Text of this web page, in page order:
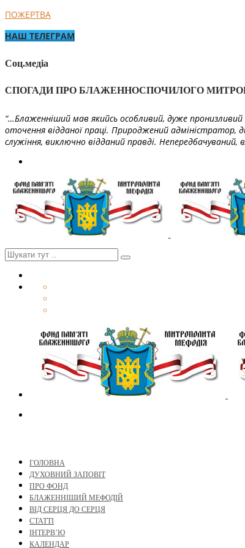
ПОЖЕРТВА
НАШ ТЕЛЕГРАМ
Соц.медіа
СПОГАДИ ПРО БЛАЖЕННОСПОЧИЛОГО
“…Блаженніший мав якийсь особливий, дуже
оточення відданої праці. Природжений
служіння, виключно відданий правді. Непередбачуваний,
ГОЛОВНА
ДУХОВНИЙ ЗАПОВІТ
ПРО ФОНД
БЛАЖЕННІШИЙ МЕФОДІЙ
ВІД СЕРЦЯ ДО СЕРЦЯ
СТАТТІ
ІНТЕРВ’Ю
КАЛЕНДАР